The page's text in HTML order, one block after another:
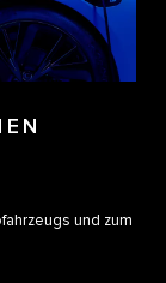
und zum